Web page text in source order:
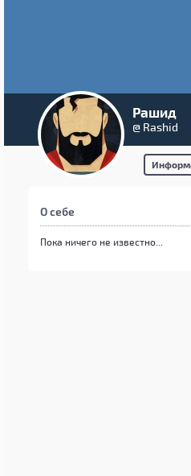
Рашид
@ Rashid
О себе
Пока ничего не известно...